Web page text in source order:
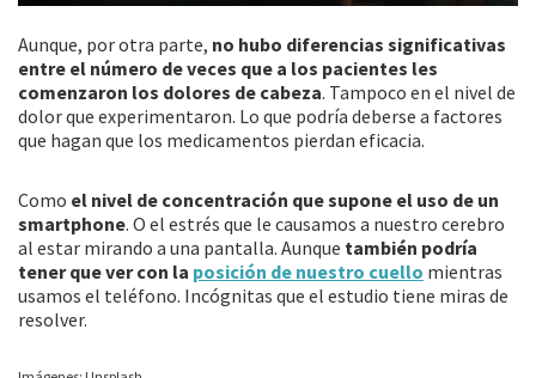
Aunque, por otra parte, no hubo diferencias significativas
entre el número de veces que a los pacientes les
comenzaron los dolores de cabeza. Tampoco en el nivel de
dolor que experimentaron. Lo que podría deberse a factores
que hagan que los medicamentos pierdan eficacia.
Como el nivel de concentración que supone el uso de un
smartphone. O el estrés que le causamos a nuestro cerebro
al estar mirando a una pantalla. Aunque también podría
tener que ver con la posición de nuestro cuello mientras
usamos el teléfono. Incógnitas que el estudio tiene miras de
resolver.